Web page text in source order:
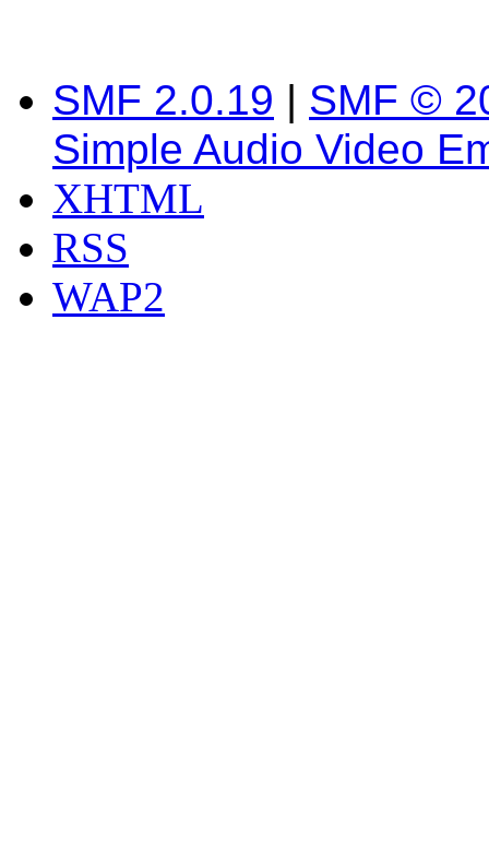
SMF 2.0.19 | SMF ©
Simple Audio Video
XHTML
RSS
WAP2